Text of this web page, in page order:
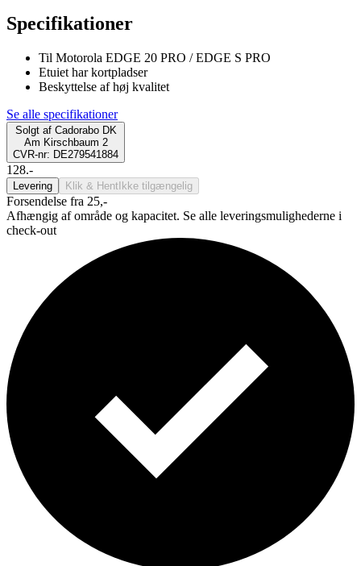
Specifikationer
Til Motorola EDGE 20 PRO / EDGE S PRO
Etuiet har kortpladser
Beskyttelse af høj kvalitet
Se alle specifikationer
Solgt af Cadorabo DK
Am Kirschbaum 2
CVR-nr: DE279541884
128.-
Levering Klik & Hent Ikke tilgængelig
Forsendelse fra 25,-
Afhængig af område og kapacitet. Se alle leveringsmulighederne i
check-out